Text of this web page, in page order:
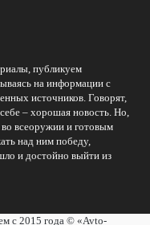
публикуем
на информации с
источников. Говорят,
– хорошая новость. Но,
всеоружии и готовым
над ним победу,
и достойно выйти из
с 2015 года © «Avto-